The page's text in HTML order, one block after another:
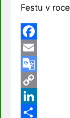
Festu v
Facebook
Email
Google
Translate
Copy
Link
LinkedIn